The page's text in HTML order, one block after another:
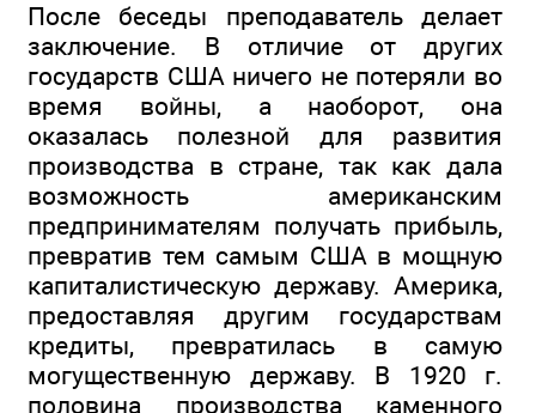
После беседы преподаватель делает
заключение. В отличие от других
государств США ничего не потеряли во
время войны, а наоборот, она
оказалась полезной для развития
производства в стране, так как дала
возможность американским
предпринимателям получать прибыль,
превратив тем самым США в мощную
капиталистическую державу. Америка,
предоставляя другим государствам
кредиты, превратилась в самую
могущественную державу. В 1920 г.
половина производства каменного